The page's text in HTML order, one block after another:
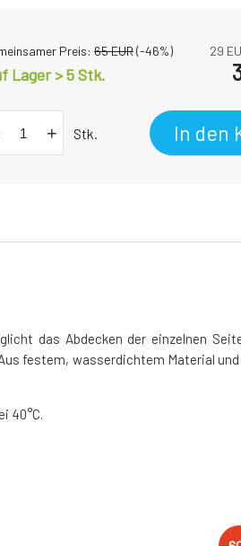
Preis: 65EUR(-46%) 29
Lager > 5 Stk.
+ Stk. In den
das Abdecken der einzelnen
festem, wasserdichtem Material
40°C.